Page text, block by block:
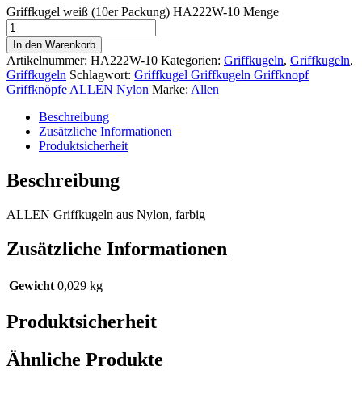
Griffkugel weiß (10er Packung) HA222W-10 Menge
In den Warenkorb
Artikelnummer: HA222W-10 Kategorien: Griffkugeln, Griffkugeln,
Griffkugeln Schlagwort: Griffkugel Griffkugeln Griffknopf
Griffknöpfe ALLEN Nylon Marke: Allen
Beschreibung
Zusätzliche Informationen
Produktsicherheit
Beschreibung
ALLEN Griffkugeln aus Nylon, farbig
Zusätzliche Informationen
Gewicht 0,029 kg
Produktsicherheit
Ähnliche Produkte